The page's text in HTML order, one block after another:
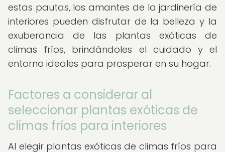
estas pautas, los amantes de la jardinería de
interiores pueden disfrutar de la belleza y la
exuberancia de las plantas exóticas de
climas fríos, brindándoles el cuidado y el
entorno ideales para prosperar en su hogar.
Factores a considerar al
seleccionar plantas exóticas de
climas fríos para interiores
Al elegir plantas exóticas de climas fríos para